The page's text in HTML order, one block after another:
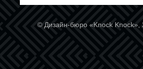
© Дизайн-бюро «Knock Knock»,